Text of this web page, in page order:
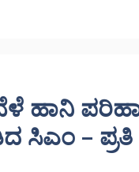
ಹಾನಿ
– ಪ್ರತಿ